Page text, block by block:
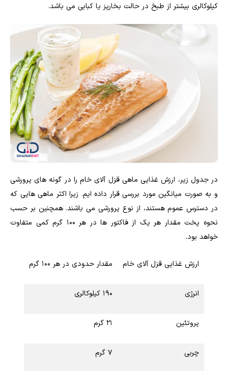
کیلوکالری بیشتر از طبخ در حالت بخارپز یا کبابی می باشد.
در جدول زیر، ارزش غذایی ماهی قزل آلای خام را در گونه های پرورشی
و به صورت میانگین مورد بررسی قرار داده ایم. زیرا اکثر ماهی هایی که
در دسترس عموم هستند، از نوع پرورشی می باشند. همچنین بر حسب
نحوه پخت مقدار هر یک از فاکتور ها در هر ۱۰۰ گرم کمی متفاوت
خواهد بود.
ارزش غذایی قزل آلای خام مقدار حدودی در هر ۱۰۰ گرم
انرژی ۱۹۰ کیلوکالری
پروتئین ۲۱ گرم
چربی ۷ گرم